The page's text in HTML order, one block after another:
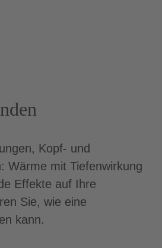
Kopf- und
Wärme mit Tiefenwirkung
Effekte auf Ihre
Sie, wie eine
kann.